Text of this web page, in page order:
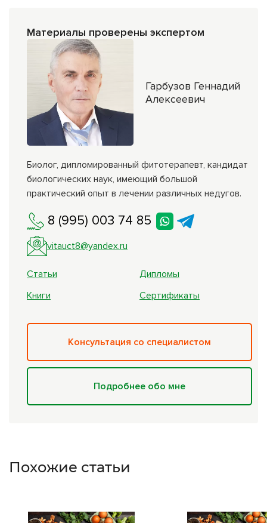
Материалы проверены экспертом
Биолог, дипломированный фитотерапевт, кандидат
биологических наук, имеющий большой
практический опыт в лечении различных недугов.
8 (995) 003 74 85
vitauct8@yandex.ru
Статьи
Дипломы
Книги
Сертификаты
Консультация со специалистом
Подробнее обо мне
Гарбузов Геннадий
Алексеевич
Похожие статьи